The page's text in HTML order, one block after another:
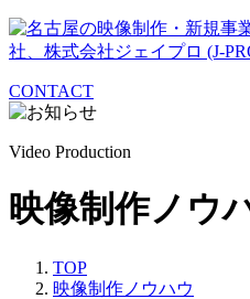
CONTACT
Video Production
映像制作ノウ
TOP
映像制作ノウハウ